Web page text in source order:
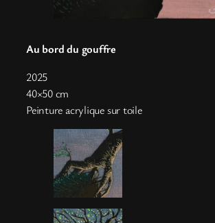
Au bord du gouffre
2025
40×50 cm
Peinture acrylique sur toile